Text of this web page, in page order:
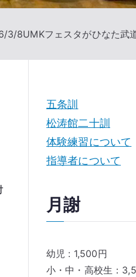
3/8UMKフェスタがひなた武
五条訓
松涛館二十訓
体験練習について
指導者について
月謝
幼児 : 1,500円
小・中・高校生：